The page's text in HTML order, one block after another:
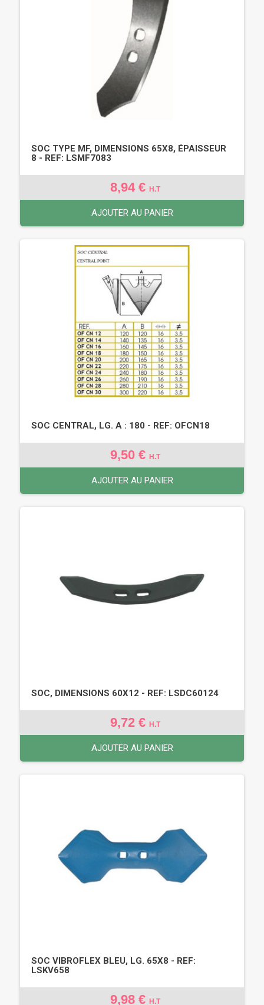
SOC TYPE MF, DIMENSIONS 65X8, ÉPAISSEUR
8 - REF: LSMF7083
8,94 € H.T
AJOUTER AU PANIER
SOC CENTRAL, LG. A : 180 - REF: OFCN18
9,50 € H.T
AJOUTER AU PANIER
SOC, DIMENSIONS 60X12 - REF: LSDC60124
9,72 € H.T
AJOUTER AU PANIER
SOC VIBROFLEX BLEU, LG. 65X8 - REF:
LSKV658
9,98 € H.T